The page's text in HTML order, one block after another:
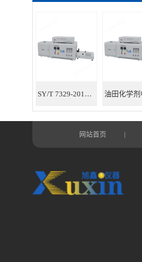
SY/T 7329-2016油田化学剂中有机氯测定仪器
网站首页